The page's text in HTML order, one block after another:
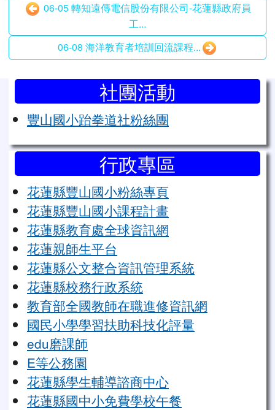
06-05 轉知遠傳電信股份有限公司-花蓮縣政府員
工...
06-08 海洋教育者培訓回流課程...
左邊區域內容 社團活動
豐山國小跆拳道社粉絲團
行政專區
花蓮縣豐山國小粉絲專頁
花蓮縣豐山國小課程計畫
花蓮縣教育處全球資訊網
花蓮親師生平台
花蓮縣公文整合資訊管理系統
花蓮縣校務行政系統
教育部全國教師在職進修資訊網
國民小學學習扶助科技化評量
edu磨課師
E等公務園
花蓮縣學生輔導諮商中心
花蓮縣國中小免費學校午餐